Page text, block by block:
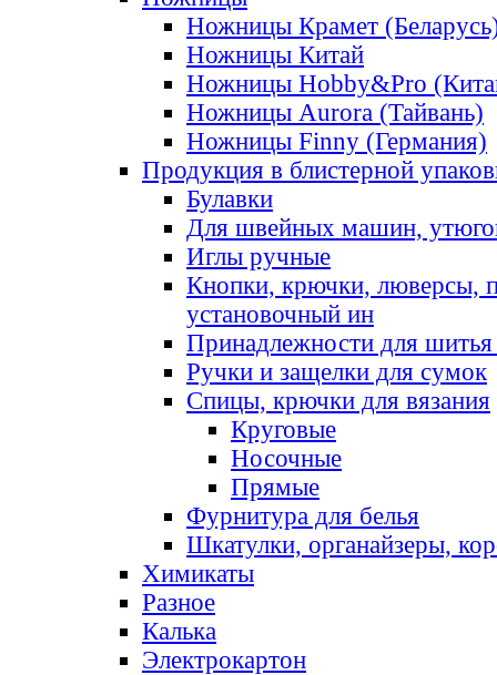
Ножницы Крамет
Ножницы Китай
Ножницы Hobby&Pro
Ножницы Aurora (Тайвань)
Ножницы Finny (Германия)
Продукция в блистерной
Булавки
Для швейных машин,
Иглы ручные
Кнопки, крючки, люверсы,
установочный ин
Принадлежности для шитья
Ручки и защелки для сумок
Спицы, крючки для вязания
Круговые
Носочные
Прямые
Фурнитура для белья
Шкатулки, органайзеры,
Химикаты
Разное
Калька
Электрокартон